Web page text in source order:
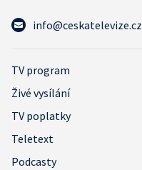
info@ceskatelevize.cz
TV program
Živé vysílání
TV poplatky
Teletext
Podcasty